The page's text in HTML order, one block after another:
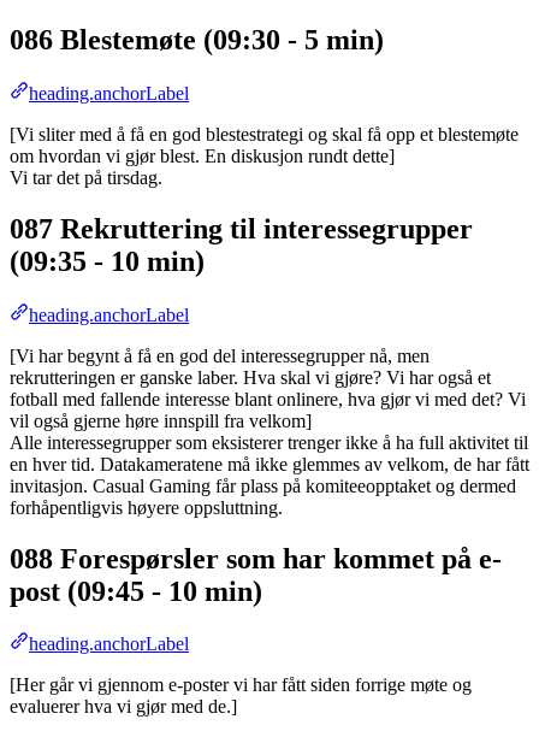
086 Blestemøte (09:30 - 5 min)
heading.anchorLabel
[Vi sliter med å få en god blestestrategi og skal få opp et blestemøte
om hvordan vi gjør blest. En diskusjon rundt dette]
Vi tar det på tirsdag.
087 Rekruttering til interessegrupper
(09:35 - 10 min)
heading.anchorLabel
[Vi har begynt å få en god del interessegrupper nå, men
rekrutteringen er ganske laber. Hva skal vi gjøre? Vi har også et
fotball med fallende interesse blant onlinere, hva gjør vi med det? Vi
vil også gjerne høre innspill fra velkom]
Alle interessegrupper som eksisterer trenger ikke å ha full aktivitet til
en hver tid. Datakameratene må ikke glemmes av velkom, de har fått
invitasjon. Casual Gaming får plass på komiteeopptaket og dermed
forhåpentligvis høyere oppsluttning.
088 Forespørsler som har kommet på e-
post (09:45 - 10 min)
heading.anchorLabel
[Her går vi gjennom e-poster vi har fått siden forrige møte og
evaluerer hva vi gjør med de.]